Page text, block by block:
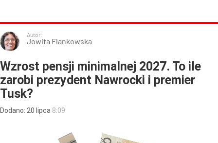
Autor:
Jowita Flankowska
Wzrost pensji minimalnej 2027. To ile
zarobi prezydent Nawrocki i premier
Tusk?
Dodano: 20 lipca 8:09